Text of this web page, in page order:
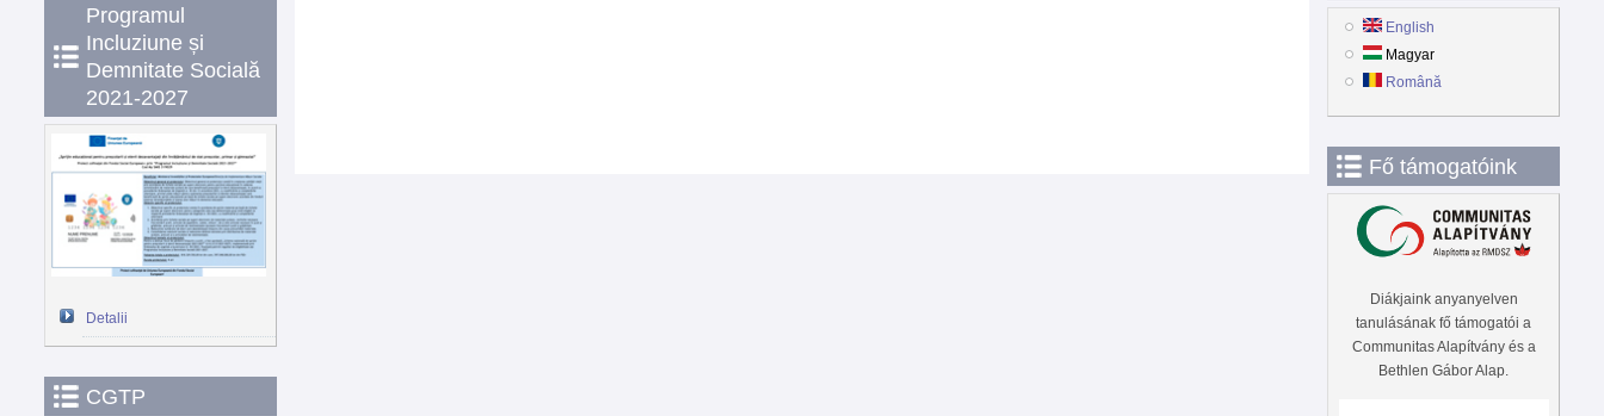
Programul
Incluziune și
Demnitate Socială
2021-2027
Detalii
CGTP
English
Magyar
Română
Fő támogatóink
Diákjaink anyanyelven
tanulásának fő támogatói a
Communitas Alapítvány és a
Bethlen Gábor Alap.